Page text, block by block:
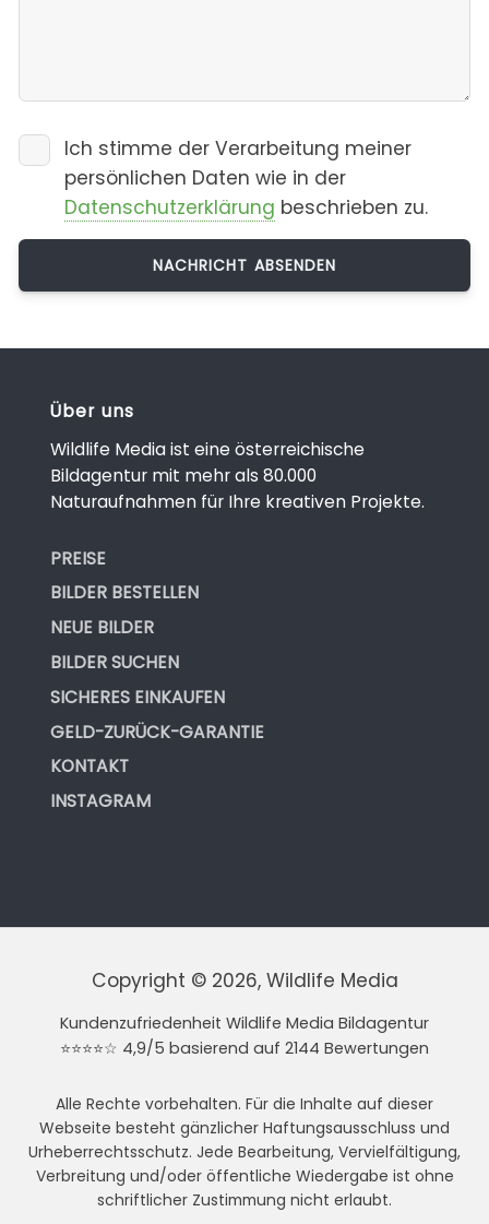
Ich stimme der Verarbeitung meiner
persönlichen Daten wie in der
Datenschutzerklärung beschrieben zu.
Über uns
Wildlife Media ist eine österreichische
Bildagentur mit mehr als 80.000
Naturaufnahmen für Ihre kreativen Projekte.
PREISE
BILDER BESTELLEN
NEUE BILDER
BILDER SUCHEN
SICHERES EINKAUFEN
GELD-ZURÜCK-GARANTIE
KONTAKT
INSTAGRAM
Copyright © 2026, Wildlife Media
Kundenzufriedenheit Wildlife Media Bildagentur
⭐⭐⭐⭐☆ 4,9/5 basierend auf 2144 Bewertungen
Alle Rechte vorbehalten. Für die Inhalte auf dieser
Webseite besteht gänzlicher Haftungsausschluss und
Urheberrechtsschutz. Jede Bearbeitung, Vervielfältigung,
Verbreitung und/oder öffentliche Wiedergabe ist ohne
schriftlicher Zustimmung nicht erlaubt.